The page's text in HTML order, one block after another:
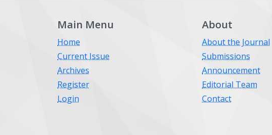
Main Menu
Home
Current Issue
Archives
Register
Login
About
About the Journal
Submissions
Announcement
Editorial Team
Contact